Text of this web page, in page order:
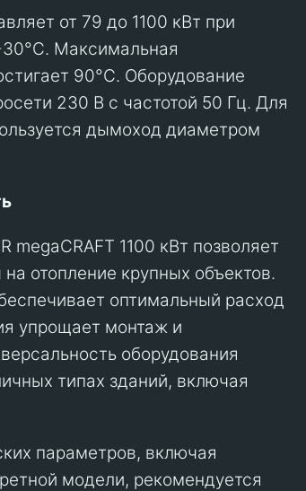
от 79 до 1100 кВт при
Максимальная
90°C. Оборудование
230 В с частотой 50 Гц. Для
дымоход диаметром
megaCRAFT 1100 кВт позволяет
отопление крупных объектов.
оптимальный расход
упрощает монтаж и
оборудования
типах зданий, включая
параметров, включая
модели, рекомендуется